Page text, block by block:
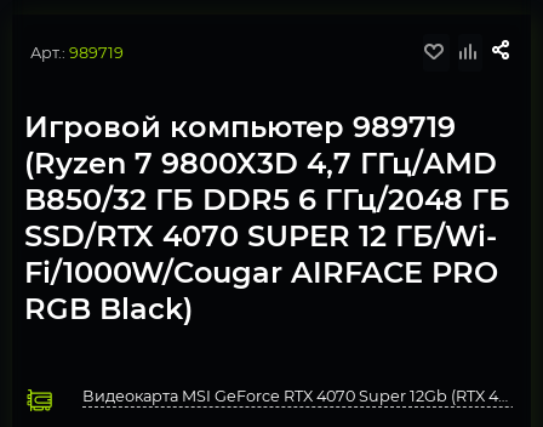
Арт.: 989719
Игровой компьютер 989719
(Ryzen 7 9800X3D 4,7 ГГц/AMD
B850/32 ГБ DDR5 6 ГГц/2048 ГБ
SSD/RTX 4070 SUPER 12 ГБ/Wi-
Fi/1000W/Cougar AIRFACE PRO
RGB Black)
Видеокарта MSI GeForce RTX 4070 Super 12Gb (RTX 4070